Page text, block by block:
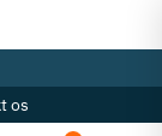
os